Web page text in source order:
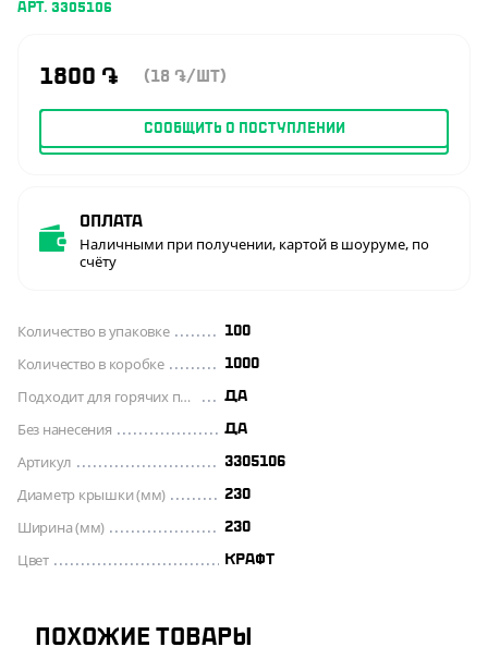
АРТ. 3305106
1800 ֏ (18 ֏/ШТ)
СООБЩИТЬ О ПОСТУПЛЕНИИ
Оплата
Наличными при получении, картой в шоуруме, по
счёту
Количество в упаковке 100
Количество в коробке 1000
Подходит для горячих продуктов ДА
Без нанесения ДА
Артикул 3305106
Диаметр крышки (мм) 230
Ширина (мм) 230
Цвет КРАФТ
ПОХОЖИЕ ТОВАРЫ